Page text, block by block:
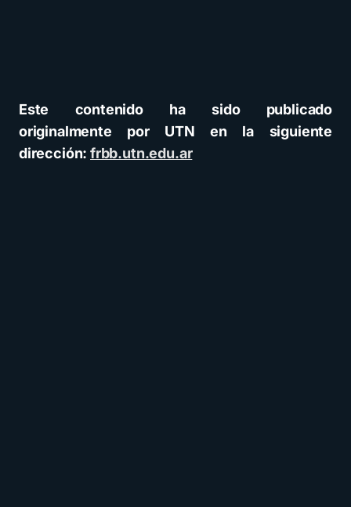
Este contenido ha sido publicado
originalmente por UTN en la siguiente
dirección:frbb.utn.edu.ar